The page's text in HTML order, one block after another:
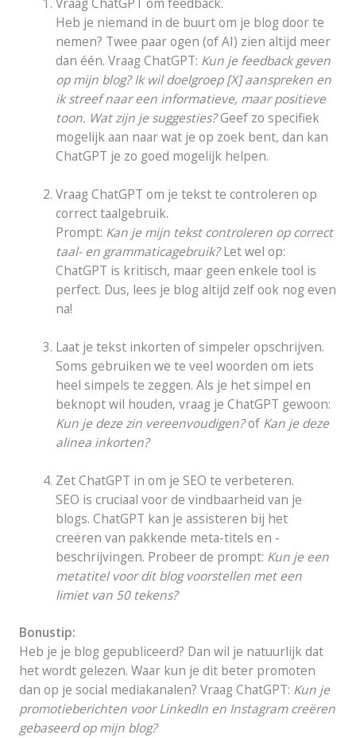
Heb je niemand in de buurt om je blog door te
nemen? Twee paar ogen (of AI) zien altijd meer
dan één. Vraag ChatGPT: Kun je feedback geven
op mijn blog? Ik wil doelgroep [X] aanspreken en
ik streef naar een informatieve, maar positieve
toon. Wat zijn je suggesties?Geef zo specifiek
mogelijk aan naar wat je op zoek bent, dan kan
ChatGPT je zo goed mogelijk helpen.
Vraag ChatGPT om je tekst te controleren op
correct taalgebruik.
Prompt: Kan je mijn tekst controleren op correct
taal- en grammaticagebruik?Let wel op:
ChatGPT is kritisch, maar geen enkele tool is
perfect. Dus, lees je blog altijd zelf ook nog even
na!
Laat je tekst inkorten of simpeler opschrijven.
Soms gebruiken we te veel woorden om iets
heel simpels te zeggen. Als je het simpel en
beknopt wil houden, vraag je ChatGPT gewoon:
Kun je deze zin vereenvoudigen?of Kan je deze
alinea inkorten?
Zet ChatGPT in om je SEO te verbeteren.
SEO is cruciaal voor de vindbaarheid van je
blogs. ChatGPT kan je assisteren bij het
creëren van pakkende meta-titels en -
beschrijvingen. Probeer de prompt: Kun je een
metatitel voor dit blog voorstellen met een
limiet van 50 tekens?
Bonustip:
Heb je je blog gepubliceerd? Dan wil je natuurlijk dat
het wordt gelezen. Waar kun je dit beter promoten
dan op je social mediakanalen? Vraag ChatGPT: Kun je
promotieberichten voor LinkedIn en Instagram creëren
gebaseerd op mijn blog?